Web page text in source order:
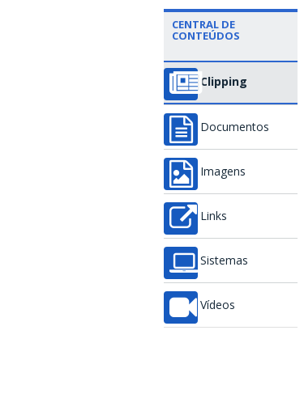
CENTRAL DE
CONTEÚDOS
Clipping
Documentos
Imagens
Links
Sistemas
Vídeos